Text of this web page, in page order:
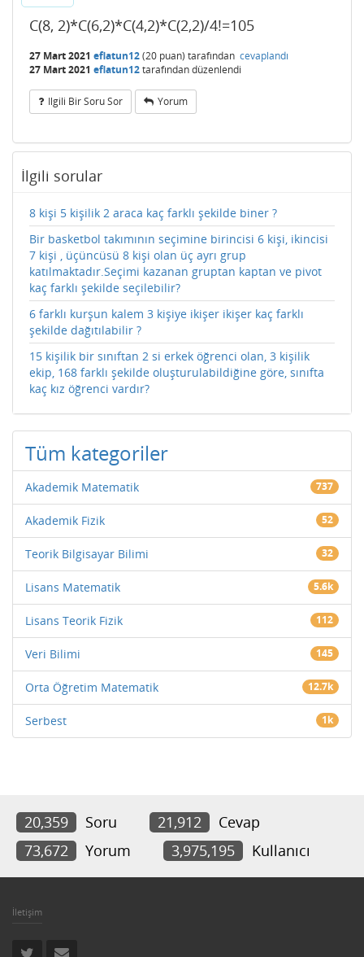
C(8, 2)*C(6,2)*C(4,2)*C(2,2)/4!=105
27 Mart 2021 eflatun12(20 puan) tarafından cevaplandı
27 Mart 2021 eflatun12tarafındandüzenlendi
Ilgili Bir Soru Sor Yorum
İlgili sorular
8 kişi 5 kişilik 2 araca kaç farklı şekilde biner ?
Bir basketbol takımının seçimine birincisi 6 kişi, ikincisi
7 kişi , üçüncüsü 8 kişi olan üç ayrı grup
katılmaktadır.Seçimi kazanan gruptan kaptan ve pivot
kaç farklı şekilde seçilebilir?
6 farklı kurşun kalem 3 kişiye ikişer ikişer kaç farklı
şekilde dağıtılabilir ?
15 kişilik bir sınıftan 2 si erkek öğrenci olan, 3 kişilik
ekip, 168 farklı şekilde oluşturulabildiğine göre, sınıfta
kaç kız öğrenci vardır?
Tüm kategoriler
Akademik Matematik 737
Akademik Fizik 52
Teorik Bilgisayar Bilimi 32
Lisans Matematik 5.6k
Lisans Teorik Fizik 112
Veri Bilimi 145
Orta Öğretim Matematik 12.7k
Serbest 1k
20,359 Soru 21,912
Cevap
73,672
Yorum 3,975,195 Kullanıcı
İletişim